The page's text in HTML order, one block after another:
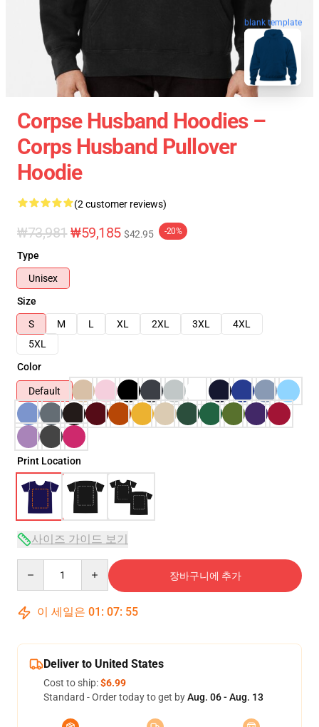
blank template
Corpse Husband Hoodies –
Corps Husband Pullover
Hoodie
(2 customer reviews)
₩73,981 ₩59,185 $42.95 -20%
Type
Unisex
Size
S
M L XL 2XL 3XL
4XL
5XL
Color
Default
Print Location
사이즈 가이드 보기
장바구니에 추가
이 세일은 01 : 07: 54
Deliver to United States
Cost to ship:$6.99
Standard - Order today to get byAug. 06 - Aug. 13